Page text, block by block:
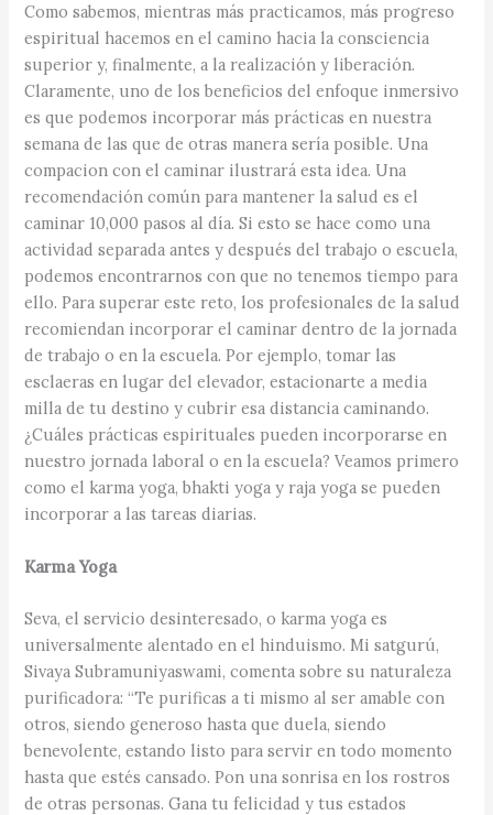
Como sabemos, mientras más practicamos, más progreso
espiritual hacemos en el camino hacia la consciencia
superior y, finalmente, a la realización y liberación.
Claramente, uno de los beneficios del enfoque inmersivo
es que podemos incorporar más prácticas en nuestra
semana de las que de otras manera sería posible. Una
compacion con el caminar ilustrará esta idea. Una
recomendación común para mantener la salud es el
caminar 10,000 pasos al día. Si esto se hace como una
actividad separada antes y después del trabajo o escuela,
podemos encontrarnos con que no tenemos tiempo para
ello. Para superar este reto, los profesionales de la salud
recomiendan incorporar el caminar dentro de la jornada
de trabajo o en la escuela. Por ejemplo, tomar las
esclaeras en lugar del elevador, estacionarte a media
milla de tu destino y cubrir esa distancia caminando.
¿Cuáles prácticas espirituales pueden incorporarse en
nuestro jornada laboral o en la escuela? Veamos primero
como el karma yoga, bhakti yoga y raja yoga se pueden
incorporar a las tareas diarias.
Karma Yoga
Seva, el servicio desinteresado, o karma yoga es
universalmente alentado en el hinduismo. Mi satgurú,
Sivaya Subramuniyaswami, comenta sobre su naturaleza
purificadora: “Te purificas a ti mismo al ser amable con
otros, siendo generoso hasta que duela, siendo
benevolente, estando listo para servir en todo momento
hasta que estés cansado. Pon una sonrisa en los rostros
de otras personas. Gana tu felicidad y tus estados